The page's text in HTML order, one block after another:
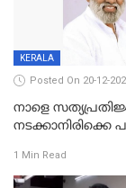
KERALA
Posted On 20-12-
നാളെ
നടക്കാനിരിക്കെ
1 Min Read